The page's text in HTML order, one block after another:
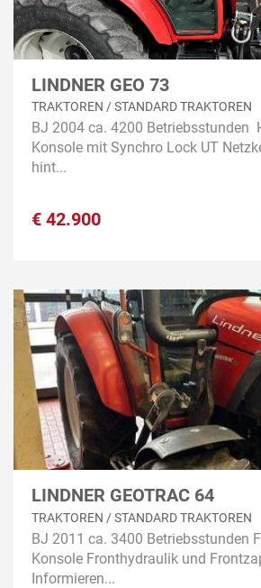
LINDNER GEO 73
TRAKTOREN / STANDARD TRAKTOREN
BJ 2004 ca. 4200 Betriebsstunden
Konsole mit Synchro Lock UT
hint...
€ 42.900
LINDNER GEOTRAC 64
TRAKTOREN / STANDARD TRAKTOREN
BJ 2011 ca. 3400 Betriebsstunden
Konsole Fronthydraulik und
Informieren...